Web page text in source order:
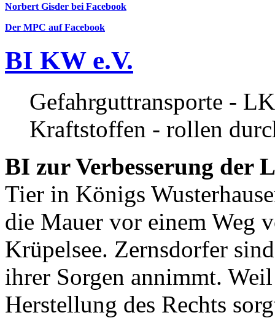
Norbert Gisder bei Facebook
Der MPC auf Facebook
BI KW e.V.
Gefahrguttransporte -
Kraftstoffen - rollen
BI zur Verbesserung der
Tier in Königs
die Mauer vor einem Weg
Krüpelsee. Zernsdorfer
ihrer Sorgen annimmt.
Herstellung des Rechts